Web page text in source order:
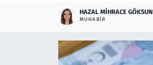
HAZAL MIHRACE GÖKSUN
MUHABIR
Teknoloji ve Bilim